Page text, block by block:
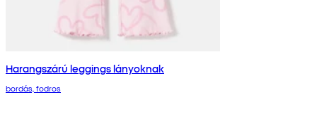
Harangszárú leggings lányoknak
bordás, fodros